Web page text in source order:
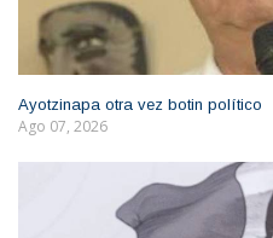
Ayotzinapa otra vez botin político
Ago 07, 2026